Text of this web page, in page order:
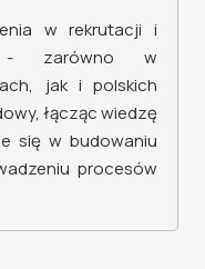
w rekrutacji i
- zarówno w
jak i polskich
łącząc wiedzę
się w budowaniu
procesów